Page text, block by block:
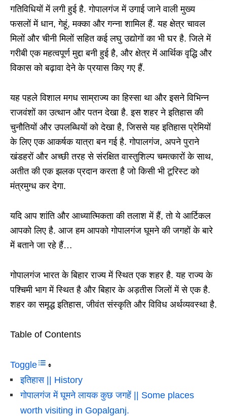
गतिविधियों में लगी हुई है. गोपालगंज में उगाई जाने वाली मुख्य
फसलों में धान, गेहूं, मक्का और गन्ना शामिल हैं. यह क्षेत्र चावल
मिलों और चीनी मिलों सहित कई लघु उद्योगों का भी घर है. जिले में
गरीबी एक महत्वपूर्ण मुद्दा बनी हुई है, और क्षेत्र में आर्थिक वृद्धि और
विकास को बढ़ावा देने के प्रयास किए गए हैं.
यह पहले विशाल मगध साम्राज्य का हिस्सा था और इसने विभिन्न
राजवंशों का उत्थान और पतन देखा है. इस शहर ने इतिहास की
चुनौतियों और उपलब्धियों को देखा है, जिससे यह इतिहास प्रेमियों
के लिए एक आकर्षक यात्रा बन गई है. गोपालगंज, अपने पुराने
खंडहरों और अच्छी तरह से संरक्षित वास्तुशिल्प चमत्कारों के साथ,
अतीत की एक झलक प्रदान करता है जो किसी भी टूरिस्ट को
मंत्रमुग्ध कर देगा.
यदि आप शांति और आध्यात्मिकता की तलाश में हैं, तो ये आर्टिकल
आपको लिए है. आज हम आपको गोपालगंज घूमने की जगहों के बारे
में बताने जा रहे हैं…
गोपालगंज भारत के बिहार राज्य में स्थित एक शहर है. यह राज्य के
पश्चिमी भाग में स्थित है और बिहार के अड़तीस जिलों में से एक है.
शहर का समृद्ध इतिहास, जीवंत संस्कृति और विविध अर्थव्यवस्था है.
Table of Contents
Toggle
इतिहास || History
गोपालगंज में घूमने लायक कुछ जगहें || Some places
worth visiting in Gopalganj.